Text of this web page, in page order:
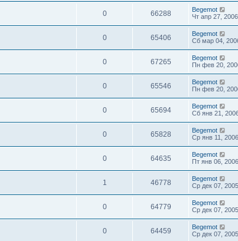
0 66288
Begemot
Чт апр 27,
0 65406
Begemot
Сб мар 04,
0 67265
Begemot
Пн фев 20,
0 65546
Begemot
Пн фев 20,
0 65694
Begemot
Сб янв 21,
0 65828
Begemot
Ср янв 11,
0 64635
Begemot
Пт янв 06,
1 46778
Begemot
Ср дек 07,
0 64779
Begemot
Ср дек 07,
0 64459
Begemot
Ср дек 07,